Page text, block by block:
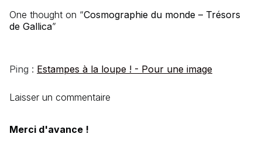
One thought on “Cosmographie du monde – Trésors
de Gallica”
Ping : Estampes à la loupe ! - Pour une image
Laisser un commentaire
Merci d'avance !